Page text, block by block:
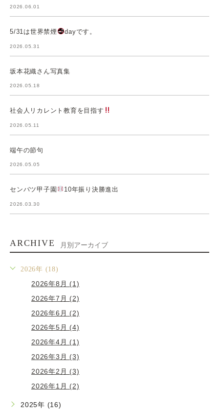
2026.06.01
5/31は世界禁煙 dayです。
2026.05.31
坂本花織さん写真集
2026.05.18
社会人リカレント教育を目指す
2026.05.11
端午の節句
2026.05.05
センバツ甲子園 10年振り決勝進出
2026.03.30
ARCHIVE 月別アーカイブ
2026年 (18)
2026年8月 (1)
2026年7月 (2)
2026年6月 (2)
2026年5月 (4)
2026年4月 (1)
2026年3月 (3)
2026年2月 (3)
2026年1月 (2)
2025年 (16)